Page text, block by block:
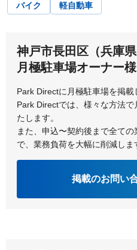
バイク
軽自動車
神戸市長田区（兵庫
月極駐車場オーナー
Park Directに月極駐車場を掲載
Park Directでは、様々な方法
たします。
また、申込〜契約後まで全て
で、業務負荷を大幅に削減しま
掲載のお問い